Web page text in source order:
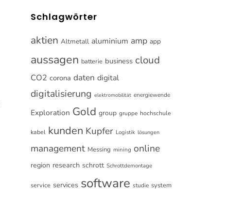
Schlagwörter
aktien Altmetall aluminium amp app
aussagen batterie business cloud
CO2 corona daten digital
digitalisierung elektromobilität energiewende
Exploration Gold group gruppe hochschule
kabel kunden Kupfer Logistik lösungen
management Messing mining online
region research schrott Schrottdemontage
service services software studie system